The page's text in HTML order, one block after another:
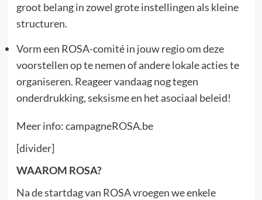
groot belang in zowel grote instellingen als kleine
structuren.
Vorm een ROSA-comité in jouw regio om deze
voorstellen op te nemen of andere lokale acties te
organiseren. Reageer vandaag nog tegen
onderdrukking, seksisme en het asociaal beleid!
Meer info: campagneROSA.be
[divider]
WAAROM ROSA?
Na de startdag van ROSA vroegen we enkele